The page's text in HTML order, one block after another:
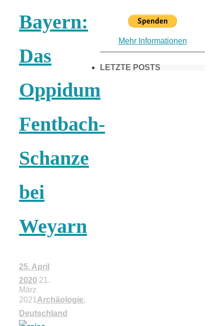
Bayern:
Das
Oppidum
Fentbach-
Schanze
bei
Weyarn
25. April
2020 21.
März
2021Archäologie,
Deutschland
Mehr Informationen
LETZTE POSTS
München &